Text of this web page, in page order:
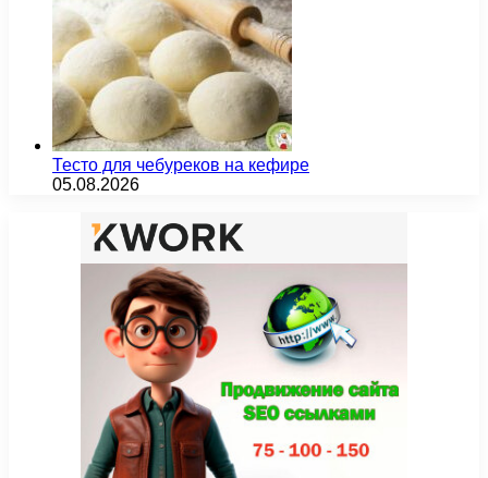
Тесто для чебуреков на кефире
05.08.2026